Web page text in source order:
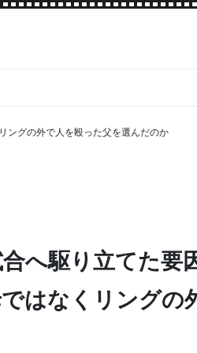
ングの外で人を殴った父を選んだのか
へ駆り立てた要
はなくリングの